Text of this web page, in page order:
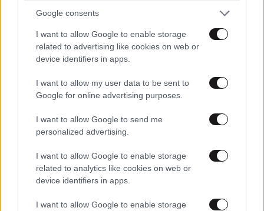
Google consents
I want to allow Google to enable storage
related to advertising like cookies on web or
device identifiers in apps.
I want to allow my user data to be sent to
Google for online advertising purposes.
I want to allow Google to send me
personalized advertising.
I want to allow Google to enable storage
related to analytics like cookies on web or
device identifiers in apps.
I want to allow Google to enable storage
Βίντεο-ντοκουμέντο από το θανατηφόρο
τροχαίο στις Σέρρες: Η στιγμή που το ΙΧ μπαίνει
και μητέρα